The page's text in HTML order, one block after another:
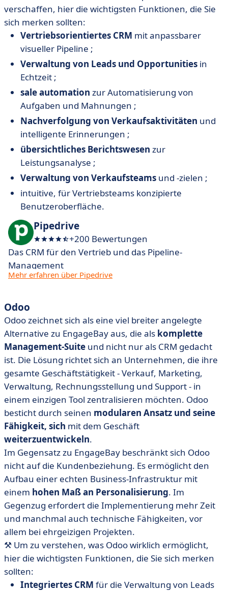
verschaffen, hier die wichtigsten Funktionen, die Sie
sich merken sollten:
Vertriebsorientiertes CRM mit anpassbarer
visueller Pipeline ;
Verwaltung von Leads und Opportunities in
Echtzeit ;
sale automation zur Automatisierung von
Aufgaben und Mahnungen ;
Nachverfolgung von Verkaufsaktivitäten und
intelligente Erinnerungen ;
übersichtliches Berichtswesen zur
Leistungsanalyse ;
Verwaltung von Verkaufsteams und -zielen ;
intuitive, für Vertriebsteams konzipierte
Benutzeroberfläche.
Pipedrive
+200 Bewertungen
Das CRM für den Vertrieb und das Pipeline-
Management
Mehr erfahren über Pipedrive
Odoo
Odoo zeichnet sich als eine viel breiter angelegte
Alternative zu EngageBay aus, die als komplette
Management-Suite und nicht nur als CRM gedacht
ist. Die Lösung richtet sich an Unternehmen, die ihre
gesamte Geschäftstätigkeit - Verkauf, Marketing,
Verwaltung, Rechnungsstellung und Support - in
einem einzigen Tool zentralisieren möchten. Odoo
besticht durch seinen modularen Ansatz und seine
Fähigkeit, sich mit dem Geschäft
weiterzuentwickeln.
Im Gegensatz zu EngageBay beschränkt sich Odoo
nicht auf die Kundenbeziehung. Es ermöglicht den
Aufbau einer echten Business-Infrastruktur mit
einem hohen Maß an Personalisierung. Im
Gegenzug erfordert die Implementierung mehr Zeit
und manchmal auch technische Fähigkeiten, vor
allem bei ehrgeizigen Projekten.
⚒️ Um zu verstehen, was Odoo wirklich ermöglicht,
hier die wichtigsten Funktionen, die Sie sich merken
sollten:
Integriertes CRM für die Verwaltung von Leads